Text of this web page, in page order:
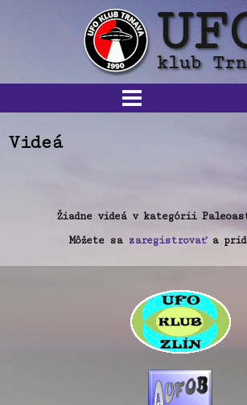
Videá
Žiadne videá v kategórii
Môžete sa zaregistrovaťa